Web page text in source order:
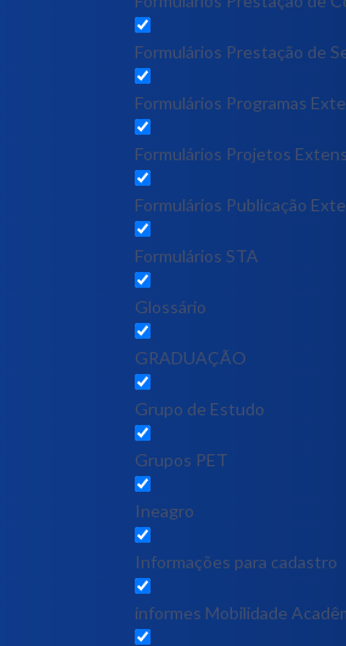
Formulários Prestação de
Formulários Programas
Formulários Projetos
Formulários Publicação
Formulários STA
Glossário
GRADUAÇÃO
Grupo de Estudo
Grupos PET
Ineagro
Informações para cadastro
informes Mobilidade